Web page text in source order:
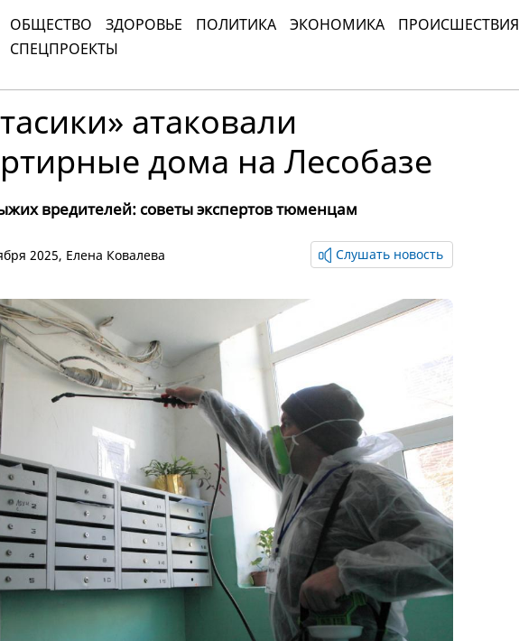
ОБЩЕСТВО ЗДОРОВЬЕ ПОЛИТИКА ЭКОНОМИКА ПРОИСШЕСТВИЯ
СПЕЦПРОЕКТЫ
атаковали
дома на Лесобазе
вредителей: советы экспертов тюменцам
2025, Елена Ковалева Слушать новость